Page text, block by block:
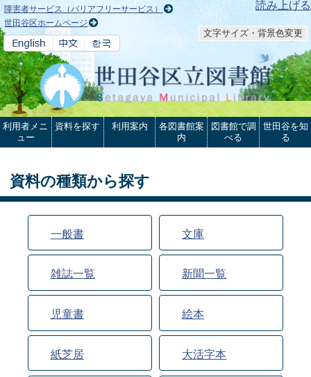
本文へ 読み上げる
障害者サービス（バリアフリーサービス）
世田谷区ホームページ
文字サイズ・背景色変更
利用者メニ
ュー
資料を探す 利用案内
各図書館案
内
図書館で調
べる
世田谷を知
る
資料の種類から探す
一般書 文庫
雑誌一覧 新聞一覧
児童書 絵本
紙芝居 大活字本